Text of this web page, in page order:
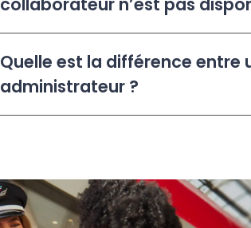
Quelle est la différence
administrateur ?